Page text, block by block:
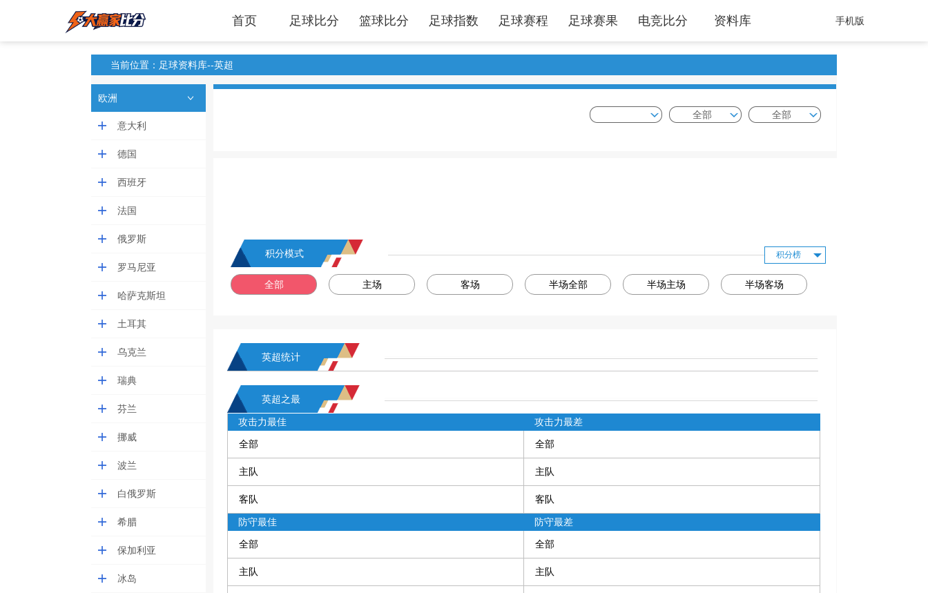
首页 足球比分 篮球比分 足球指数 足球赛程 足球赛果 电竞比分 资料库 手机版
当前位置：足球资料库--英超
欧洲
意大利
德国
西班牙
法国
俄罗斯
罗马尼亚
哈萨克斯坦
土耳其
乌克兰
瑞典
芬兰
挪威
波兰
白俄罗斯
希腊
保加利亚
冰岛
全部 全部
积分模式 积分榜
全部 主场 客场 半场全部 半场主场 半场客场
英超统计
英超之最
攻击力最佳
全部
主队
客队
攻击力最差
全部
主队
客队
防守最佳
全部
主队
防守最差
全部
主队